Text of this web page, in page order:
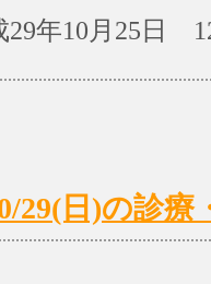
29年10月25日
29(日)の診